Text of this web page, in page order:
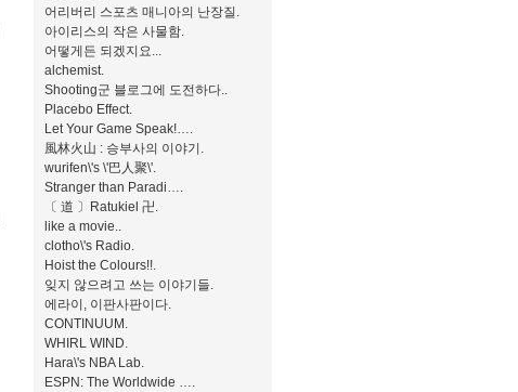
어리버리 스포츠 매니아의 난장질.
아이리스의 작은 사물함.
어떻게든 되겠지요...
alchemist.
Shooting군 블로그에 도전하다..
Placebo Effect.
Let Your Game Speak!….
風林火山 : 승부사의 이야기.
wurifen\'s \'巴人聚\'.
Stranger than Paradi….
〔 道 〕Ratukiel 卍.
like a movie..
clotho\'s Radio.
Hoist the Colours!!.
잊지 않으려고 쓰는 이야기들.
에라이, 이판사판이다.
CONTINUUM.
WHIRL WIND.
Hara\'s NBA Lab.
ESPN: The Worldwide ….